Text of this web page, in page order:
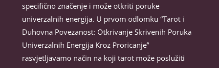
specifično značenje i može otkriti poruke
univerzalnih energija. U prvom odlomku “Tarot i
Duhovna Povezanost: Otkrivanje Skrivenih Poruka
Univerzalnih Energija Kroz Proricanje”
rasvjetljavamo način na koji tarot može poslužiti